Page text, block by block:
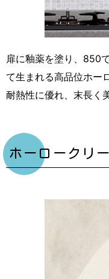
扉に釉薬を塗り、850
て生まれる高品位ホー
耐熱性に優れ、末長く
ホーロークリ